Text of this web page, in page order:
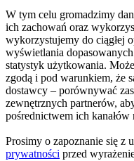
W tym celu gromadzimy
ich zachowań oraz
wykorzystujemy do ciągłej
wyświetlania
statystyk użytkowania.
zgodą i pod warunkiem, że
dostawcy – porównywać
zewnętrznych partnerów,
pośrednictwem ich
Prosimy o zapoznanie się z
prywatności przed